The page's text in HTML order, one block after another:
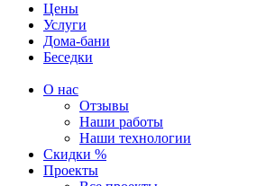
Цены
Услуги
Дома-бани
Беседки
О нас
Отзывы
Наши работы
Наши технологии
Скидки %
Проекты